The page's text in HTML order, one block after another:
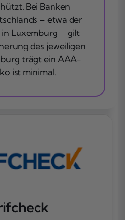
Bei Banken
– etwa der
in Luxemburg – gilt
des jeweiligen
trägt ein AAA-
ist minimal.